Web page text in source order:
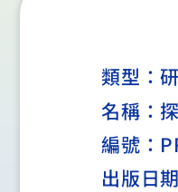
類型：
名稱：
編號：
出版日